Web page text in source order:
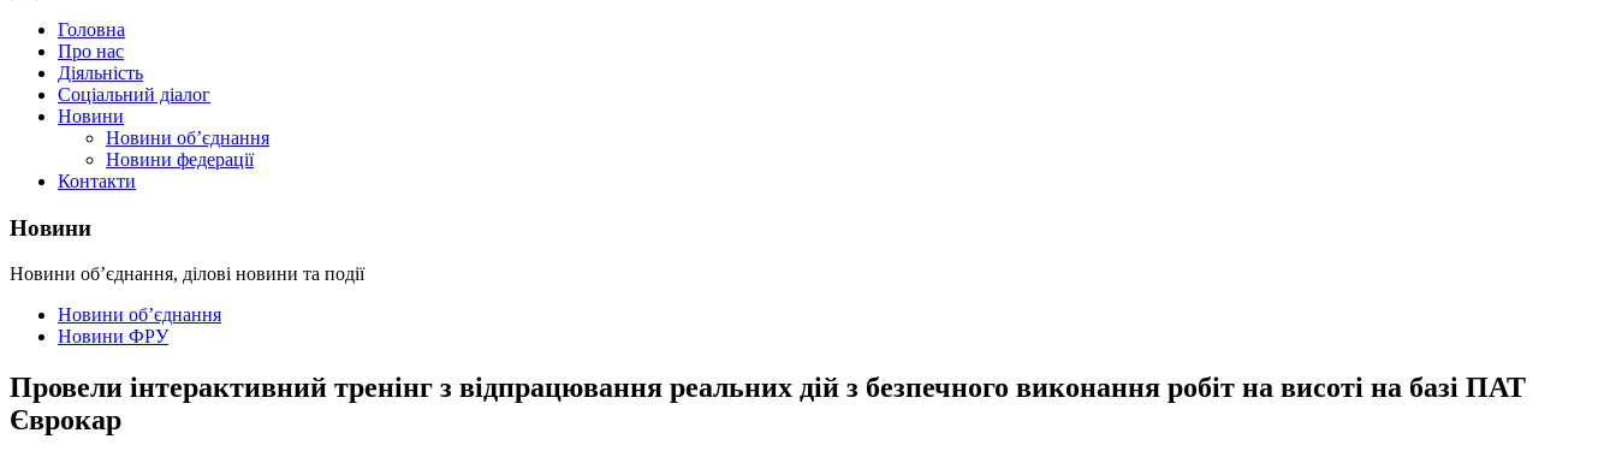
Головна
Про нас
Діяльність
Соціальний діалог
Новини
Новини об’єднання
Новини федерації
Контакти
Новини
Новини об’єднання, ділові новини та події
Новини об’єднання
Новини ФРУ
Провели інтерактивний тренінг з відпрацювання реальних дій з безпечного виконання робіт на висоті на базі ПАТ
Єврокар